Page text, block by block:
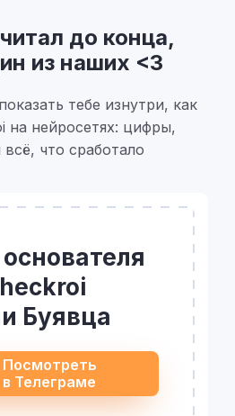
до конца,
из наших <3
тебе изнутри, как
на нейросетях: цифры,
что сработало
Буявца
Посмотреть
в Телеграме